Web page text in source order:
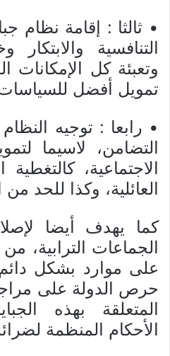
• ثالثا : إقامة نظام
التنافسية
وتعبئة كل
تمويل أفضل للسياسات
• رابعا : توجيه
التضامن، لاسيما
الاجتماعية،
العائلية، وكذا للحد
كما يهدف أيضا
الجماعات الترابية،
على موارد بشكل
حرص الدولة على
المتعلقة بهذه
الأحكام المنظمة